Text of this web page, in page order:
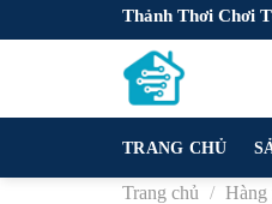
to
Thảnh Thơi Chơi
TRANG CHỦ
Trang chủ / Hàng